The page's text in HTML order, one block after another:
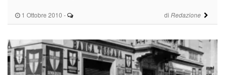
1 Ottobre 2010 - di Redazione